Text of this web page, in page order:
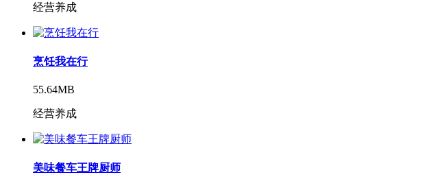
经营养成
烹饪我在行
55.64MB
经营养成
美味餐车王牌厨师